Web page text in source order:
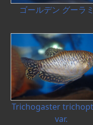
ゴールデン グーラ
Trichogaster
var.